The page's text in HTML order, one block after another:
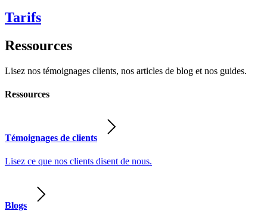
Tarifs
Ressources
Lisez nos témoignages clients, nos articles de blog et nos guides.
Ressources
Témoignages de clients
Lisez ce que nos clients disent de nous.
Blogs